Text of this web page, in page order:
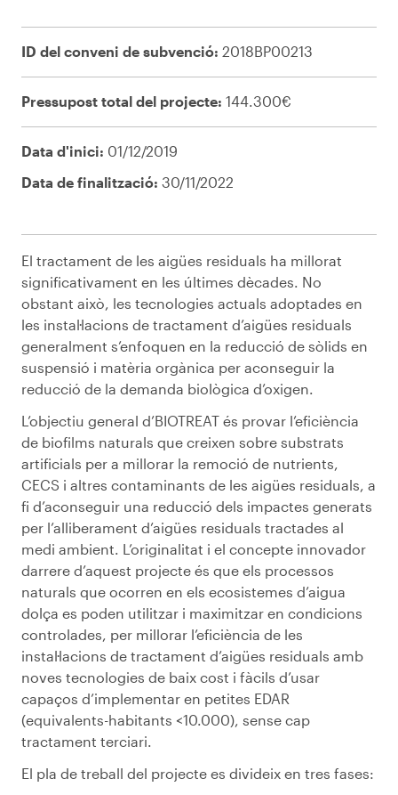
ID del conveni de subvenció: 2018BP00213
Pressupost total del projecte: 144.300€
Data d'inici: 01/12/2019
Data de finalització: 30/11/2022
El tractament de les aigües residuals ha millorat
significativament en les últimes dècades. No
obstant això, les tecnologies actuals adoptades en
les instal·lacions de tractament d’aigües residuals
generalment s’enfoquen en la reducció de sòlids en
suspensió i matèria orgànica per aconseguir la
reducció de la demanda biològica d’oxigen.
L’objectiu general d’BIOTREAT és provar l’eficiència
de biofilms naturals que creixen sobre substrats
artificials per a millorar la remoció de nutrients,
CECS i altres contaminants de les aigües residuals, a
fi d’aconseguir una reducció dels impactes generats
per l’alliberament d’aigües residuals tractades al
medi ambient. L’originalitat i el concepte innovador
darrere d’aquest projecte és que els processos
naturals que ocorren en els ecosistemes d’aigua
dolça es poden utilitzar i maximitzar en condicions
controlades, per millorar l’eficiència de les
instal·lacions de tractament d’aigües residuals amb
noves tecnologies de baix cost i fàcils d’usar
capaços d’implementar en petites EDAR
(equivalents-habitants <10.000), sense cap
tractament terciari.
El pla de treball del projecte es divideix en tres fases: